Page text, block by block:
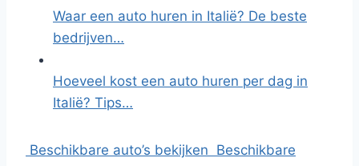
Waar een auto huren in Italië? De beste
bedrijven…
Hoeveel kost een auto huren per dag in
Italië? Tips…
Beschikbare auto’s bekijken Beschikbare